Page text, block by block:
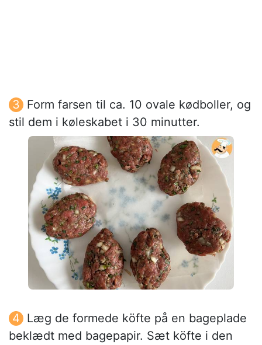
Form farsen til ca. 10 ovale kødboller, og
stil dem i køleskabet i 30 minutter.
Læg de formede köfte på en bageplade
beklædt med bagepapir. Sæt köfte i den